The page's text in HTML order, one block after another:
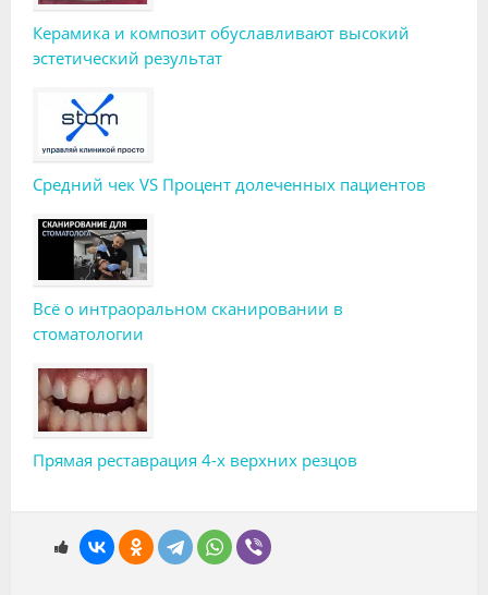
Керамика и композит обуславливают высокий
эстетический результат
Средний чек VS Процент долеченных пациентов
Всё о интраоральном сканировании в
стоматологии
Прямая реставрация 4-х верхних резцов